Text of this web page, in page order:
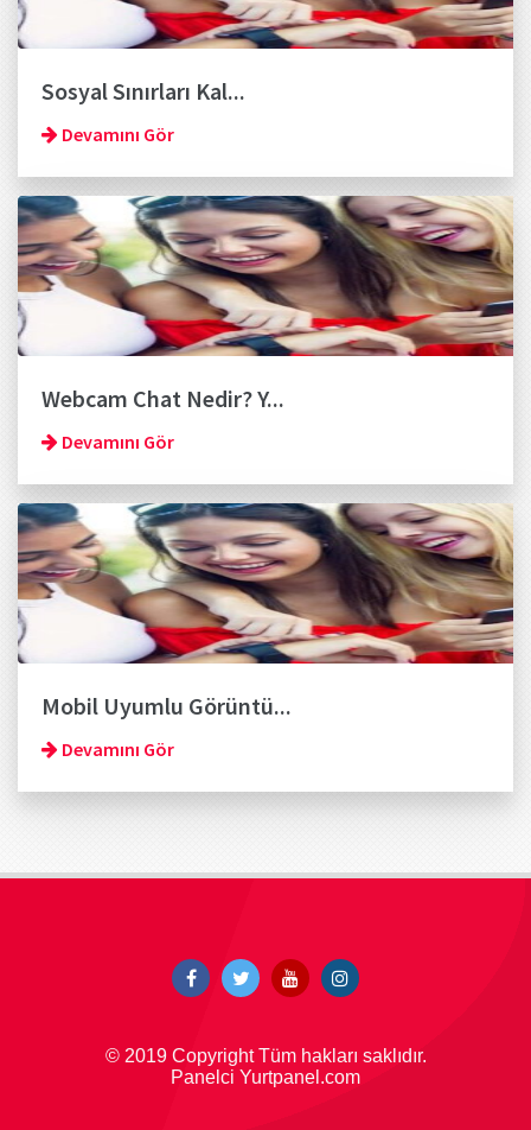
Sosyal Sınırları Kal...
Devamını Gör
Webcam Chat Nedir? Y...
Devamını Gör
Mobil Uyumlu Görüntü...
Devamını Gör
© 2019 Copyright Tüm hakları saklıdır.
Panelci Yurtpanel.com